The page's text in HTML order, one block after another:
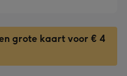
grote kaart voor € 4